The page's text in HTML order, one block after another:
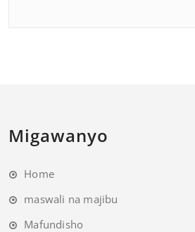
Migawanyo
Home
maswali na majibu
Mafundisho